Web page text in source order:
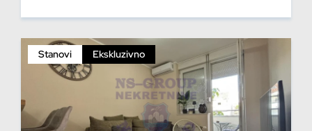
Stanovi Ekskluzivno